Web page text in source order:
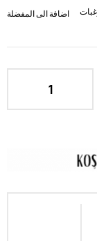
اضافة الى المفضلة